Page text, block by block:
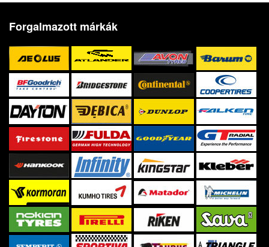
Forgalmazott márkák